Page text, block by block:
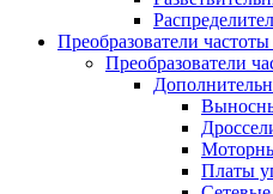
Преобразователи
Преобразователи
Платы